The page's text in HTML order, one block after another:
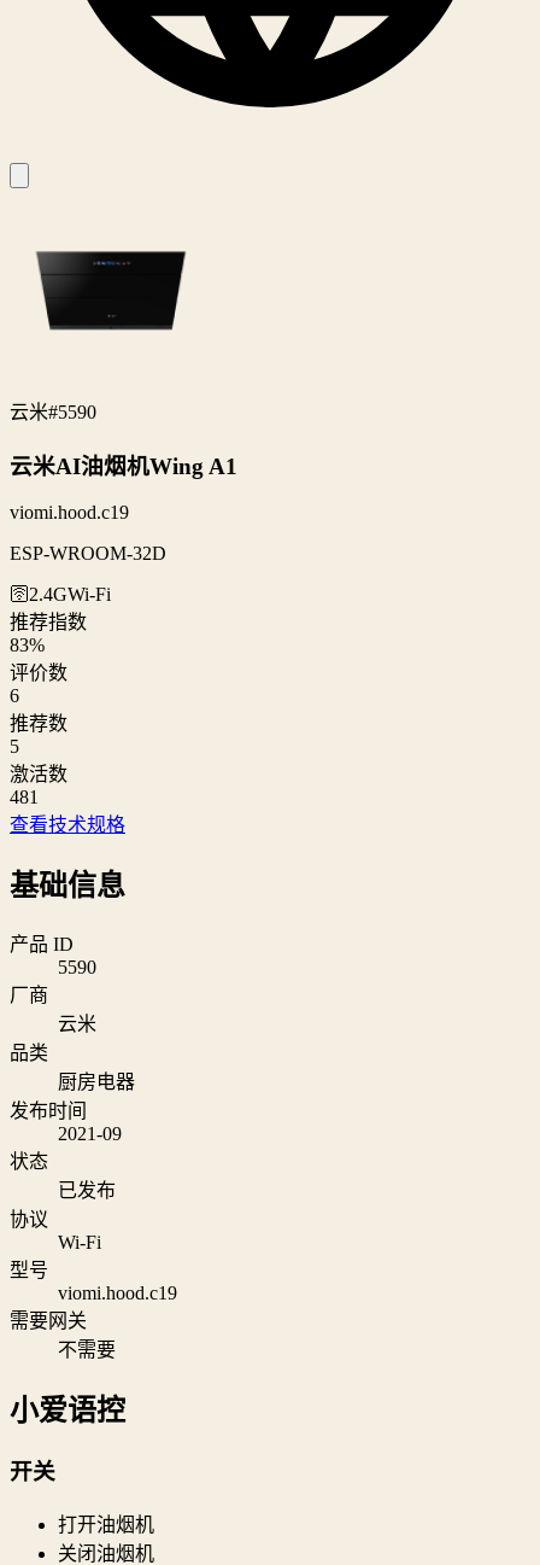
云米#5590
云米AI油烟机Wing A1
viomi.hood.c19
ESP-WROOM-32D
🛜2.4GWi‑Fi
推荐指数
83%
评价数
6
推荐数
5
激活数
481
查看技术规格
基础信息
产品 ID
5590
厂商
云米
品类
厨房电器
发布时间
2021-09
状态
已发布
协议
Wi‑Fi
型号
viomi.hood.c19
需要网关
不需要
小爱语控
开关
打开油烟机
关闭油烟机